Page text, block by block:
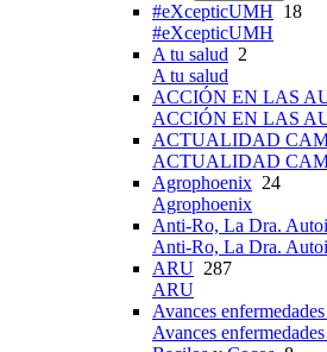
#eXcepticUMH 18
#eXcepticUMH
A tu salud 2
A tu salud
ACCIÓN EN LAS
ACCIÓN EN LAS
ACTUALIDAD
ACTUALIDAD
Agrophoenix 24
Agrophoenix
Anti-Ro, La Dra.
Anti-Ro, La Dra.
ARU 287
ARU
Avances
Avances